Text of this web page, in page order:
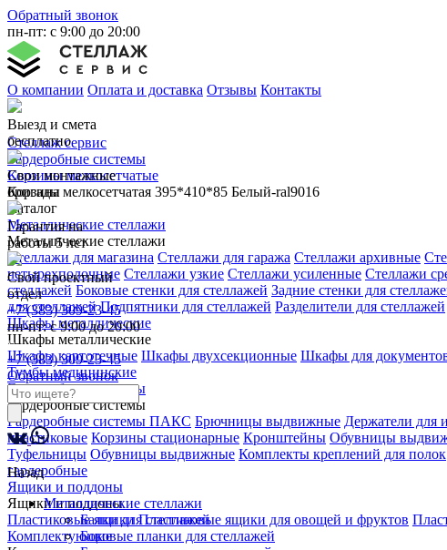
Обратный звонок
пн-пт: с 9:00 до 20:00
О компании Оплата и доставка Отзывы Контакты
Выезд и смета
бесплатно
Свои монтажные
бригады
Гарантия на
работы 5 лет
Свой проектный
отдел
+7 (383) 309-23-45
пн-пт: с 9:00 до 20:00
+7 (383) 309-23-45
Обратный звонок
Назад
Металлические стеллажи
Балки для стеллажей
Боковые планки для стеллажей
Стеллаж сервис
Гардеробные системы
Корзины мелкосетчатые
Корзина мелкосетчатая 395*410*85 Белый-ral9016
Каталог
Металлические стеллажи
Металлические стеллажи
Стеллажи для магазина Стеллажи для гаража Стеллажи архивные
четырехполочные Стеллажи узкие Стеллажи усиленные Стеллажи
стеллажей Боковые стенки для стеллажей Задние стенки для
для стеллажей Подпятники для стеллажей Разделители для стеллажей
Шкафы металлические
Шкафы металлические
Шкафы картотечные Шкафы двухсекционные Шкафы для
Тумбы медицинские
Гардеробные системы
Гардеробные системы
Гардеробные системы ПАКС Брючницы выдвижные Держатели для
пластиковые Корзины стационарные Кронштейны Обувницы
Туфельницы Обувницы выдвижные Комплекты креплений для полок
гардеробные
Ящики и поддоны
Ящики и поддоны
Пластиковые ящики Пластиковые ящики для овощей и фруктов
Комплектующие